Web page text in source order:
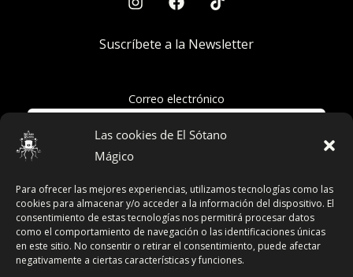
Las cookies de El Sótano
Mágico
Para ofrecer las mejores experiencias, utilizamos tecnologías como las
cookies para almacenar y/o acceder a la información del dispositivo. El
consentimiento de estas tecnologías nos permitirá procesar datos
como el comportamiento de navegación o las identificaciones únicas
en este sitio. No consentir o retirar el consentimiento, puede afectar
negativamente a ciertas características y funciones.
Suscríbete a la Newsletter
Correo electrónico
Acepto la política de privacidad
Términos y Condiciones